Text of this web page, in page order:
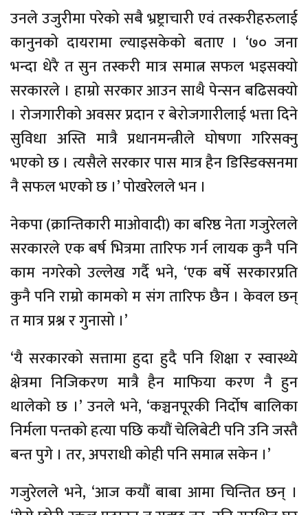
उनले उजुरीमा परेको सबै भ्रष्ट्राचारी एवं तस्करीहरुलाई
कानुनको दायरामा ल्याइसकेको बताए । ‘७० जना
भन्दा धेरै त सुन तस्करी मात्र समात्न सफल भइसक्यो
सरकारले । हाम्रो सरकार आउन साथै पेन्सन बढिसक्यो
। रोजगारीको अवसर प्रदान र बेरोजगारीलाई भत्ता दिने
सुविधा अस्ति मात्रै प्रधानमन्त्रीले घोषणा गरिसक्नु
भएको छ । त्यसैले सरकार पास मात्र हैन डिस्डिक्सनमा
नै सफल भएको छ ।’ पोखरेलले भन ।
नेकपा (क्रान्तिकारी माओवादी) का बरिष्ठ नेता गजुरेलले
सरकारले एक बर्ष भित्रमा तारिफ गर्न लायक कुनै पनि
काम नगरेको उल्लेख गर्दै भने, ‘एक बर्षे सरकारप्रति
कुनै पनि राम्रो कामको म संग तारिफ छैन । केवल छन्
त मात्र प्रश्न र गुनासो ।’
‘यै सरकारको सत्तामा हुदा हुदै पनि शिक्षा र स्वास्थ्ये
क्षेत्रमा निजिकरण मात्रै हैन माफिया करण नै हुन
थालेको छ ।’ उनले भने, ‘कञ्चनपूरकी निर्दोष बालिका
निर्मला पन्तको हत्या पछि कयौं चेलिबेटी पनि उनि जस्तै
बन्त पुगे । तर, अपराधी कोही पनि समात्न सकेन ।’
गजुरेलले भने, ‘आज कयौं बाबा आमा चिन्तित छन् ।